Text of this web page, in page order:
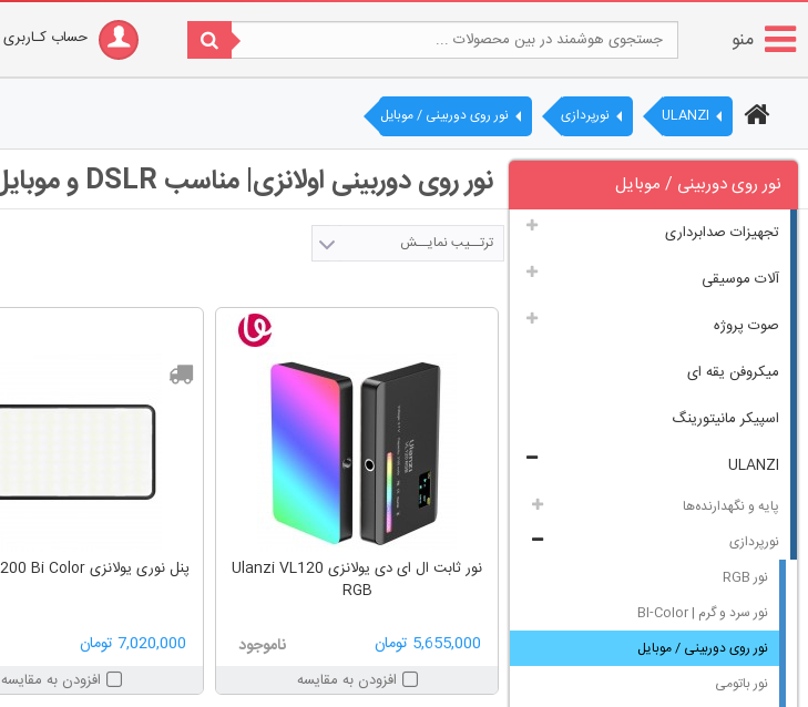
منو حساب کـاربری
ULANZI نورپردازی نور روی‌ دوربینی / موبایل
نور روی‌ دوربینی اولانزی| مناسب DSLR و موبایل
ترتــیب نمایــش
نور ثابت ال ای دی یولانزی Ulanzi VL120
RGB
5,655,000 تومان ناموجود
افزودن به مقایسه
پنل نوری یولانزی Ulanzi VL200 Bi Color
7,020,000 تومان
افزودن به مقایسه
نور روی‌ دوربینی / موبایل
تجهیزات صدابرداری
آلات موسیقی
صوت پروژه
میکروفن یقه ای
اسپیکر مانیتورینگ
ULANZI
پایه و نگهدارنده‌ها
نورپردازی
نور RGB
نور سرد و گرم | BI-Color
نور روی‌ دوربینی / موبایل
نور باتومی